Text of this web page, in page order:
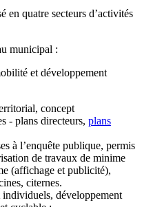
en quatre secteurs d’activités
municipal :
et développement
concept
- plans directeurs, plans
à l’enquête publique, permis
de travaux de minime
(affichage et publicité),
, citernes.
individuels, développement